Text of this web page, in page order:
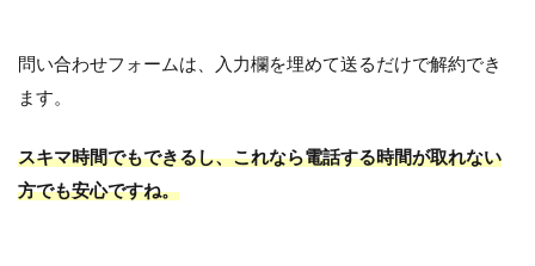
問い合わせフォームは、入力欄を埋めて送るだけで解約でき
ます。
スキマ時間でもできるし、これなら電話する時間が取れない
方でも安心ですね。